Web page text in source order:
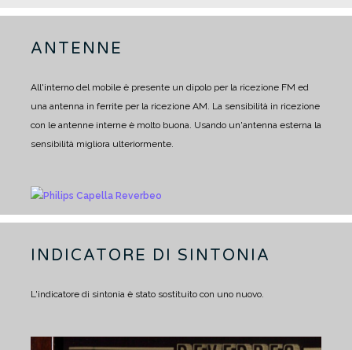
ANTENNE
All'interno del mobile è presente un dipolo per la ricezione FM ed
una antenna in ferrite per la ricezione AM. La sensibilità in ricezione
con le antenne interne è molto buona. Usando un'antenna esterna la
sensibilità migliora ulteriormente.
INDICATORE DI SINTONIA
L'indicatore di sintonia è stato sostituito con uno nuovo.